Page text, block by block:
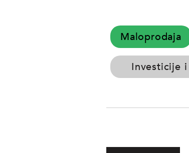
Maloprodaja
Investicije